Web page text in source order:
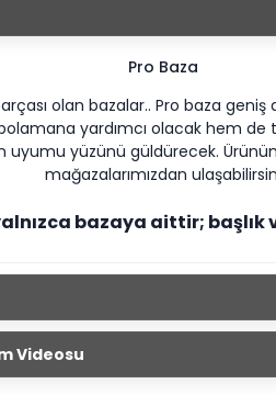
Pro Baza
olan bazalar.. Pro baza
yardımcı olacak hem de
uyumu yüzünü güldürecek.
mağazalarımızdan
bazaya aittir; başlık
Videosu